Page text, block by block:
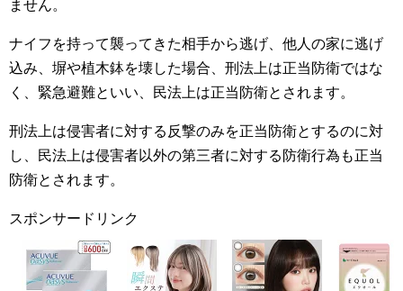
ません。
ナイフを持って襲ってきた相手から逃げ、他人の家に逃げ
込み、塀や植木鉢を壊した場合、刑法上は正当防衛ではな
く、緊急避難といい、民法上は正当防衛とされます。
刑法上は侵害者に対する反撃のみを正当防衛とするのに対
し、民法上は侵害者以外の第三者に対する防衛行為も正当
防衛とされます。
スポンサードリンク